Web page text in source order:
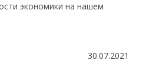
экономики на нашем
30.07.2021